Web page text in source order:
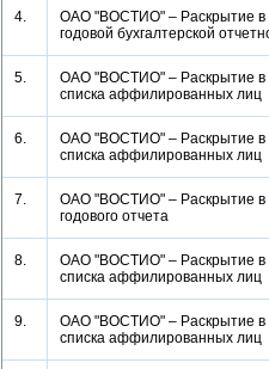
4.
ОАО "ВОСТИО" – Раскрытие в
годовой бухгалтерской
5.
ОАО "ВОСТИО" – Раскрытие в
списка аффилированных
6.
ОАО "ВОСТИО" – Раскрытие в
списка аффилированных
7.
ОАО "ВОСТИО" – Раскрытие в
годового отчета
8.
ОАО "ВОСТИО" – Раскрытие в
списка аффилированных
9.
ОАО "ВОСТИО" – Раскрытие в
списка аффилированных